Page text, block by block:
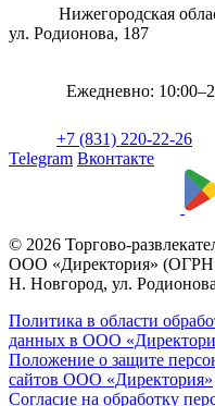
Нижегородская
ул. Родионова, 187
Ежедневно:
+7 (831) 220-22-26
Telegram Вконтакте
© 2026 Торгово-
ООО «Директория» (ОГРН
Н. Новгород, ул.
Политика в области
данных в ООО
Положение о защите
сайтов ООО «Директория»
Согласие на обработку